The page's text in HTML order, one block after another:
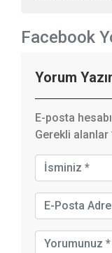
Facebook
Yorum
E-posta
Gerekli alanlar